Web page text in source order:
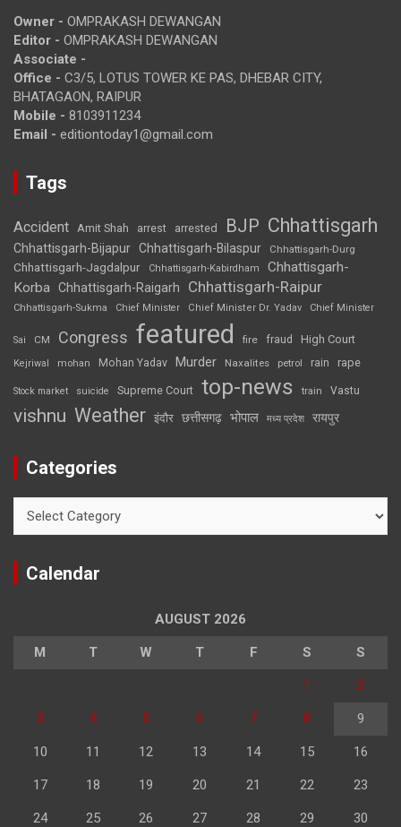
Owner - OMPRAKASH DEWANGAN
Editor - OMPRAKASH DEWANGAN
Associate -
Office - C3/5, LOTUS TOWER KE PAS, DHEBAR CITY,
BHATAGAON, RAIPUR
Mobile - 8103911234
Email - editiontoday1@gmail.com
Tags
Accident Amit Shah arrest arrested BJP Chhattisgarh
Chhattisgarh-Bijapur Chhattisgarh-Bilaspur Chhattisgarh-Durg
Chhattisgarh-Jagdalpur Chhattisgarh-Kabirdham
Chhattisgarh-
Korba Chhattisgarh-Raigarh Chhattisgarh-Raipur
Chhattisgarh-Sukma Chief Minister Chief Minister Dr. Yadav Chief Minister
Sai CM Congress featured fire fraud High Court
Kejriwal mohan Mohan Yadav Murder Naxalites petrol rain rape
Stock market suicide Supreme Court top-news train Vastu
vishnu Weather इंदौर छत्तीसगढ़ भोपाल मध्य प्रदेश रायपुर
Categories
Calendar
AUGUST 2026
M T W T F S S
1 2
3 4 5 6 7 8 9
10 11 12 13 14 15 16
17 18 19 20 21 22 23
24 25 26 27 28 29 30